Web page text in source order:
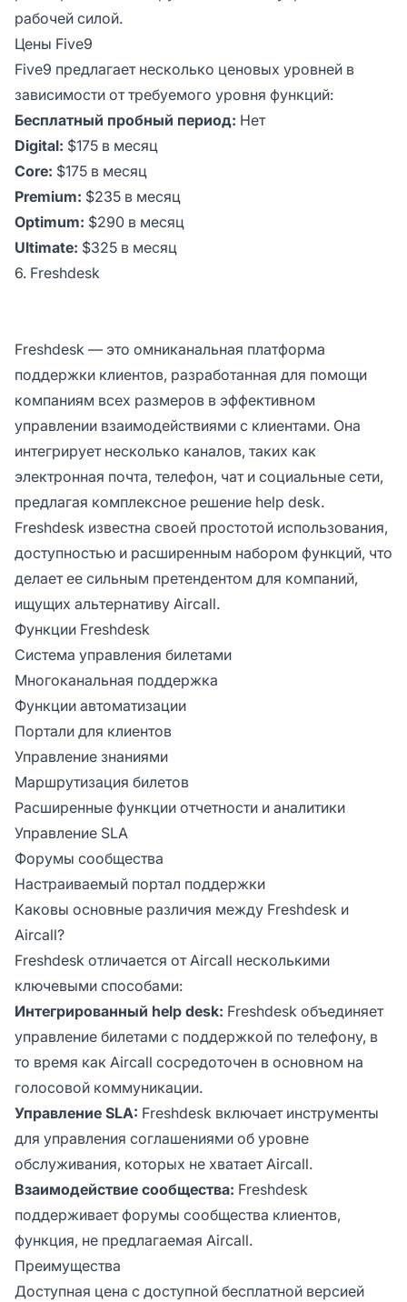
рабочей силой.
Цены Five9
Five9 предлагает несколько ценовых уровней в
зависимости от требуемого уровня функций:
Бесплатный пробный период: Нет
Digital: $175 в месяц
Core: $175 в месяц
Premium: $235 в месяц
Optimum: $290 в месяц
Ultimate: $325 в месяц
6. Freshdesk
Freshdesk — это омниканальная платформа
поддержки клиентов, разработанная для помощи
компаниям всех размеров в эффективном
управлении взаимодействиями с клиентами. Она
интегрирует несколько каналов, таких как
электронная почта, телефон, чат и социальные сети,
предлагая комплексное решение help desk.
Freshdesk известна своей простотой использования,
доступностью и расширенным набором функций, что
делает ее сильным претендентом для компаний,
ищущих альтернативу Aircall.
Функции Freshdesk
Система управления билетами
Многоканальная поддержка
Функции автоматизации
Портали для клиентов
Управление знаниями
Маршрутизация билетов
Расширенные функции отчетности и аналитики
Управление SLA
Форумы сообщества
Настраиваемый портал поддержки
Каковы основные различия между Freshdesk и
Aircall?
Freshdesk отличается от Aircall несколькими
ключевыми способами:
Интегрированный help desk: Freshdesk объединяет
управление билетами с поддержкой по телефону, в
то время как Aircall сосредоточен в основном на
голосовой коммуникации.
Управление SLA: Freshdesk включает инструменты
для управления соглашениями об уровне
обслуживания, которых не хватает Aircall.
Взаимодействие сообщества: Freshdesk
поддерживает форумы сообщества клиентов,
функция, не предлагаемая Aircall.
Преимущества
Доступная цена с доступной бесплатной версией